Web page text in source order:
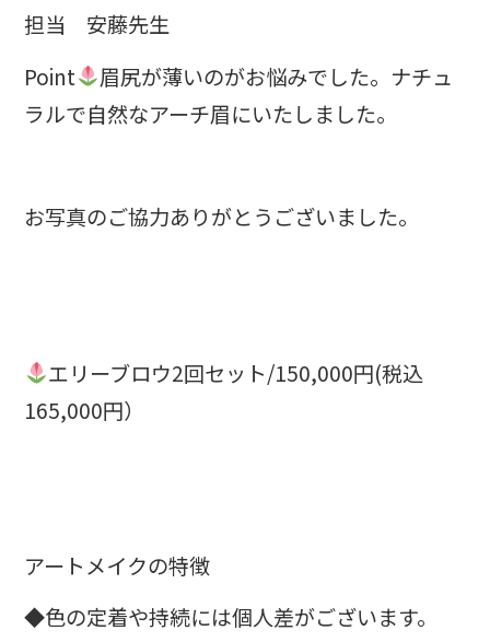
担当 安藤先生
⁡Point
眉尻が薄いのがお悩みでした。ナチュ
ラルで自然なアーチ眉にいたしました。
お写真のご協力ありがとうございました。
エリーブロウ2回セット/150,000円(税込
165,000円）
アートメイクの特徴
◆色の定着や持続には個人差がございます。